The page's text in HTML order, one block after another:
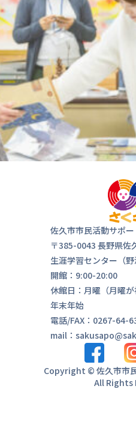
佐久市市民活動サポ
〒385-0043 長野県
生涯学習センター（野
開館：9:00-20:00
休館日：月曜（月曜
年末年始
電話/FAX：0267-64-
mail：
Copyright © 佐久市市
All Rights